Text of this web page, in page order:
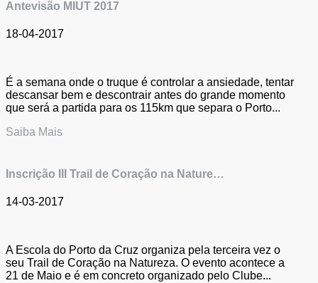
Antevisão MIUT 2017
18-04-2017
É a semana onde o truque é controlar a ansiedade, tentar
descansar bem e descontrair antes do grande momento
que será a partida para os 115km que separa o Porto...
Saiba Mais
Inscrição III Trail de Coração na Nature…
14-03-2017
A Escola do Porto da Cruz organiza pela terceira vez o
seu Trail de Coração na Natureza. O evento acontece a
21 de Maio e é em concreto organizado pelo Clube...